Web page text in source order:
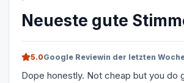
Neueste gute
5.0Google Reviewin der letzten
Dope honestly. Not cheap but you do